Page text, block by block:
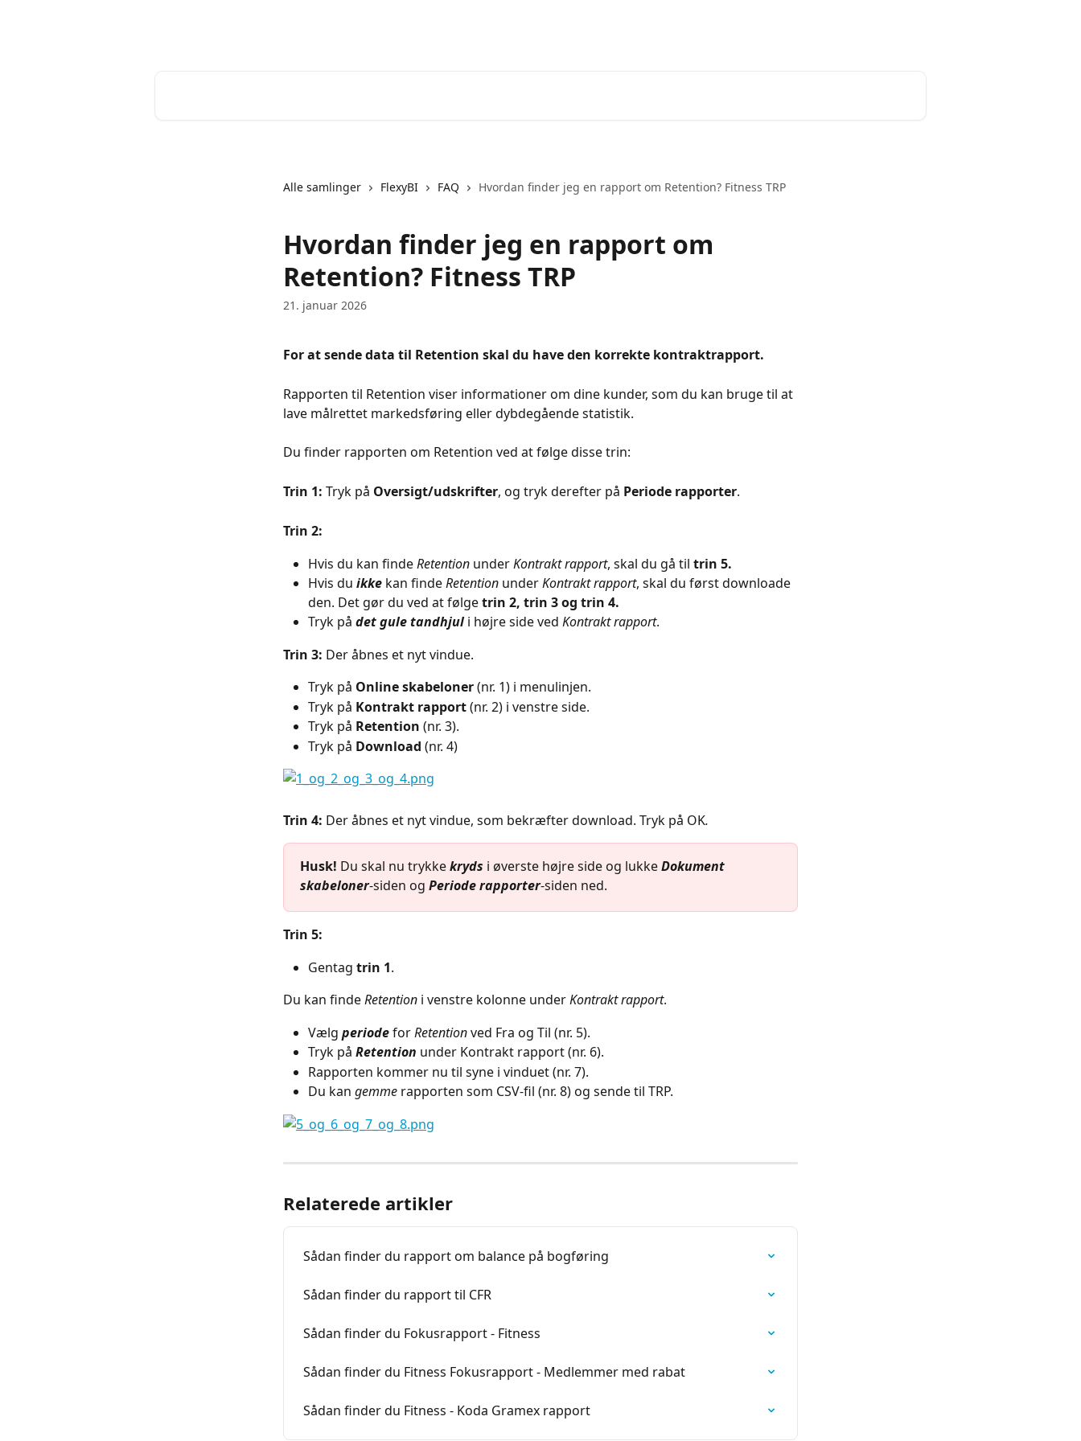
Alle samlinger FlexyBI FAQ Hvordan finder jeg en rapport om Retention? Fitness TRP
Hvordan finder jeg en rapport om
Retention? Fitness TRP
21. januar 2026
For at sende data til Retention skal du have den korrekte kontraktrapport.
Rapporten til Retention viser informationer om dine kunder, som du kan bruge til at
lave målrettet markedsføring eller dybdegående statistik.
Du finder rapporten om Retention ved at følge disse trin:
Trin 1: Tryk på Oversigt/udskrifter, og tryk derefter på Periode rapporter.
Trin 2:
Hvis du kan finde Retention under Kontrakt rapport, skal du gå til trin 5.
Hvis du ikke kan finde Retention under Kontrakt rapport, skal du først downloade
den. Det gør du ved at følge trin 2, trin 3 og trin 4.
Tryk på det gule tandhjul i højre side ved Kontrakt rapport.
Trin 3: Der åbnes et nyt vindue.
Tryk på Online skabeloner (nr. 1) i menulinjen.
Tryk på Kontrakt rapport (nr. 2) i venstre side.
Tryk på Retention (nr. 3).
Tryk på Download (nr. 4)
Trin 4: Der åbnes et nyt vindue, som bekræfter download. Tryk på OK.
Husk! Du skal nu trykke kryds i øverste højre side og lukke Dokument
skabeloner-siden og Periode rapporter-siden ned.
Trin 5:
Gentag trin 1.
Du kan finde Retention i venstre kolonne under Kontrakt rapport.
Vælg periode for Retention ved Fra og Til (nr. 5).
Tryk på Retention under Kontrakt rapport (nr. 6).
Rapporten kommer nu til syne i vinduet (nr. 7).
Du kan gemme rapporten som CSV-fil (nr. 8) og sende til TRP.
Relaterede artikler
Sådan finder du rapport om balance på bogføring
Sådan finder du rapport til CFR
Sådan finder du Fokusrapport - Fitness
Sådan finder du Fitness Fokusrapport - Medlemmer med rabat
Sådan finder du Fitness - Koda Gramex rapport